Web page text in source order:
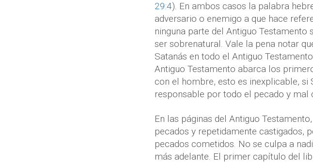
29:4). En ambos casos la palabra
adversario o enemigo a que hace
ninguna parte del Antiguo Testamento
ser sobrenatural. Vale la pena notar
Satanás en todo el Antiguo
Antiguo Testamento abarca los
con el hombre, esto es inexplicable, si
responsable por todo el pecado y mal
En las páginas del Antiguo
pecados y repetidamente castigados,
pecados cometidos. No se culpa a
más adelante. El primer capítulo del